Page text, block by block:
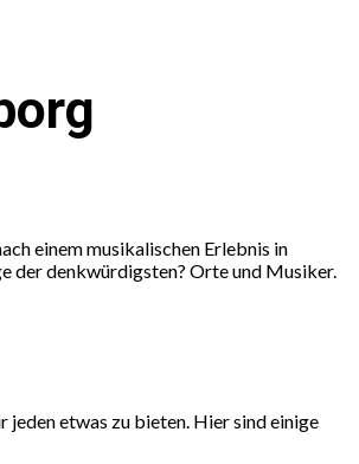
einem musikalischen Erlebnis in
der denkwürdigsten? Orte und Musiker.
jeden etwas zu bieten. Hier sind einige